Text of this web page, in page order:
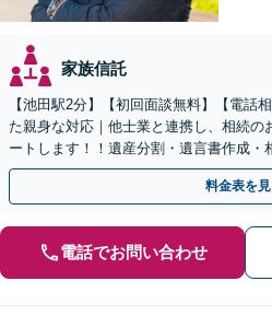
家族信託
【池田駅2分】【初回面談無料】【電話
た親身な対応｜他士業と連携し、相続の
ートします！！遺産分割・遺言書作成・
く対応【休日・夜間対応可】
料金表を
電話でお問い合わせ